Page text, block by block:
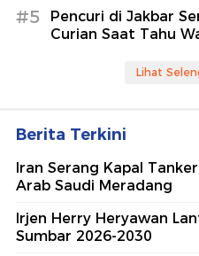
#5
Pencuri di Jakbar
Curian Saat Tahu
Lihat
Berita Terkini
Iran Serang Kapal
Arab Saudi Meradang
Irjen Herry Heryawan
Sumbar 2026-2030